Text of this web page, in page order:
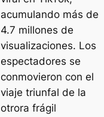
acumulando más de
4.7 millones de
visualizaciones. Los
espectadores se
conmovieron con el
viaje triunfal de la
otrora frágil